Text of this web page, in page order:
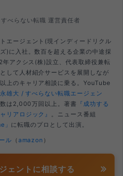
べらない転職 運営責任者
エージェント(現インディードリクル
)に入社。数百を超える企業の中途採
年アクシス(株)設立、代表取締役兼転
して人材紹介サービスを展開しなが
上のキャリア相談に乗る。YouTube
永雄大 / すべらない転職エージェン
は2,000万回以上。著書 『成功する
ャリアロジック』
。ニュース番組
」 に転職のプロとして出演。
ル （ amazon ）
ェントに相談する